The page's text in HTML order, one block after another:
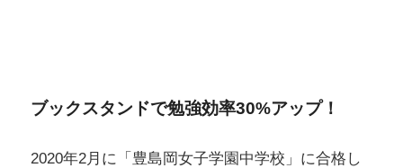
ブックスタンドで勉強効率30%アップ！
2020年2月に「豊島岡女子学園中学校」に合格し